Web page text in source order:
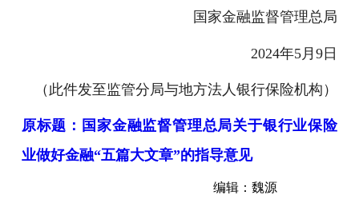
国家金融监督管理总局
2024年5月9日
（此件发至监管分局与地方法人银行保险机构）
原标题： 国家金融监督管理总局关于银行业保险
业做好金融“五篇大文章”的指导意见
编辑：魏源